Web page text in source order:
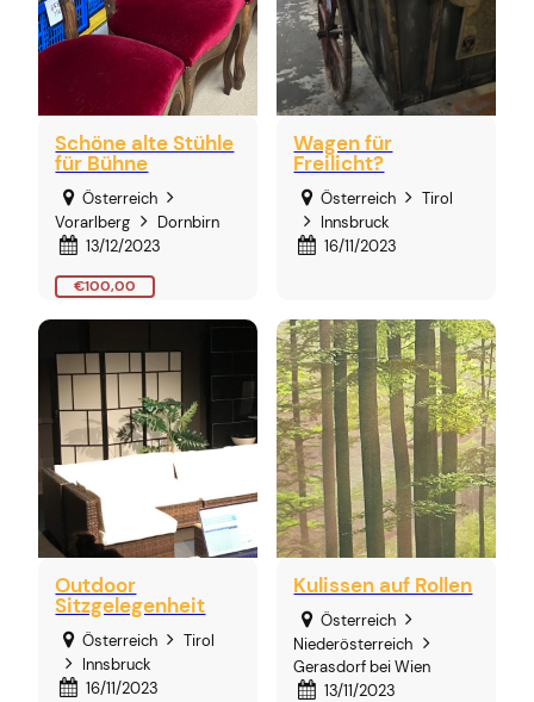
Schöne alte Stühle
für Bühne
Österreich
Vorarlberg
Dornbirn
13/12/2023
€100,00
Wagen für
Freilicht?
Österreich
Tirol
Innsbruck
16/11/2023
Outdoor
Sitzgelegenheit
Österreich
Tirol
Innsbruck
16/11/2023
Kulissen auf Rollen
Österreich
Niederösterreich
Gerasdorf bei Wien
13/11/2023